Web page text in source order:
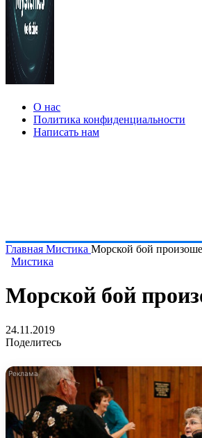
О нас
Политика конфиденциальности
Написать нам
Главная Мистика Морской бой
Мистика
Морской бой
24.11.2019
Поделитесь